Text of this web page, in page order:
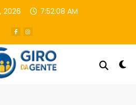
2026 7:52:09 AM